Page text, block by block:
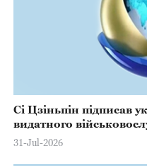
Сі Цзіньпін підписав
видатного
31-Jul-2026